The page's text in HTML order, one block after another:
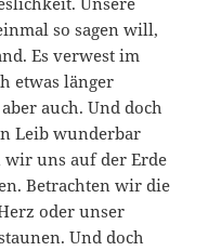
so sagen will,
Es verwest im
etwas länger
auch. Und doch
Leib wunderbar
uns auf der Erde
Betrachten wir die
oder unser
Und doch